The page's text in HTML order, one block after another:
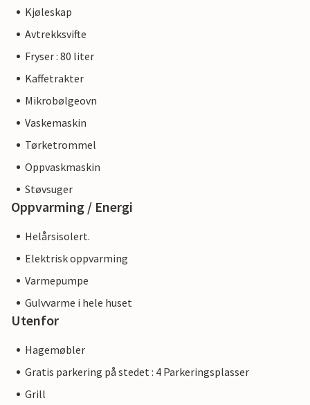
Kjøleskap
Avtrekksvifte
Fryser : 80 liter
Kaffetrakter
Mikrobølgeovn
Vaskemaskin
Tørketrommel
Oppvaskmaskin
Støvsuger
Oppvarming / Energi
Helårsisolert.
Elektrisk oppvarming
Varmepumpe
Gulvvarme i hele huset
Utenfor
Hagemøbler
Gratis parkering på stedet : 4 Parkeringsplasser
Grill